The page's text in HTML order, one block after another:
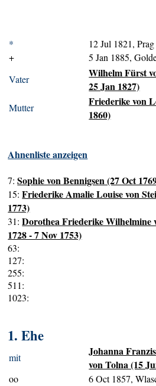
*
12 Jul 1821, Prag
+
5 Jan 1885,
Vater
Wilhelm Fürst
25 Jan 1827)
Mutter
Friederike von
1860)
Ahnenliste anzeigen
7:Sophie von Bennigsen (27 Oct
15:Friederike Amalie Louise von
1773)
31:Dorothea Friederike Wilhelmine
1728 - 7 Nov 1753)
63:
127:
255:
511:
1023:
1. Ehe
mit
Johanna
von Tolna (15
oo 6 Oct 1857,